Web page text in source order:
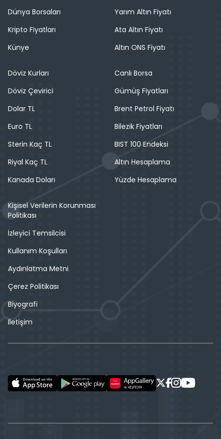
Dünya Borsaları
Kripto Fiyatları
Künye
Yarım Altın Fiyatı
Ata Altın Fiyatı
Altın ONS Fiyatı
Döviz Kurları
Döviz Çevirici
Dolar TL
Euro TL
Sterin Kaç TL
Riyal Kaç TL
Kanada Doları
Canlı Borsa
Gümüş Fiyatları
Brent Petrol Fiyatı
Bilezik Fiyatları
BIST 100 Endeksi
Altın Hesaplama
Yüzde Hesaplama
Kişisel Verilerin Korunması
Politikası
İzleyici Temsilcisi
Kullanım Koşulları
Aydınlatma Metni
Çerez Politikası
Biyografi
İletişim